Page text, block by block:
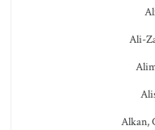
Ali-
Alkan,